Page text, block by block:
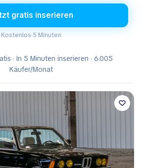
gratis inserieren
Kostenlos·5 Minuten
· In 5 Minuten inserieren · 6.005
Käufer/Monat